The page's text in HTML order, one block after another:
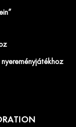
nyereményjátékhoz